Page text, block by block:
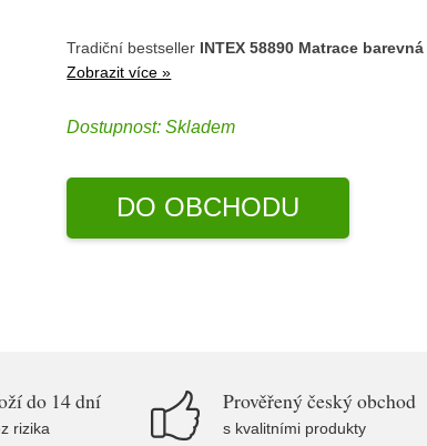
Tradiční bestseller INTEX 58890 Matrace barevná
Zobrazit více »
Dostupnost:Skladem
DO OBCHODU
do 14 dní
rizika
Prověřený český obchod
s kvalitními produkty